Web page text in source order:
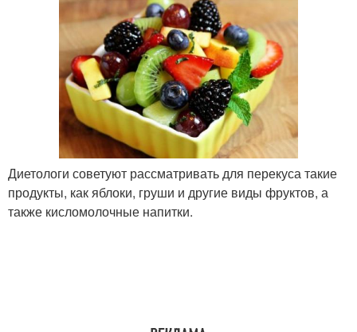
Диетологи советуют рассматривать для перекуса такие
продукты, как яблоки, груши и другие виды фруктов, а
также кисломолочные напитки.